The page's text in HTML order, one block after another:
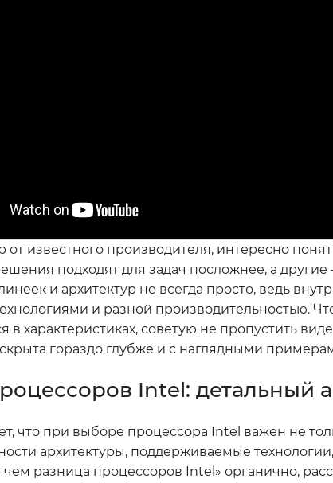
от известного производителя, интересно
подходят для задач посложнее, а
и архитектур не всегда просто, ведь
и разной производительностью.
в характеристиках, советую не пропустить
гораздо глубже и с наглядными
Intel: детальный
что при выборе процессора Intel важен не
архитектуры, поддерживаемые
чем разница процессоров Intel» органично,